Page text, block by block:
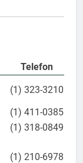
Telefon
(1) 323-3210
(1) 411-0385
(1) 318-0849
(1) 210-6978